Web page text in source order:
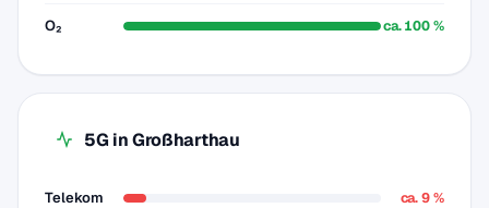
O₂ ca. 100 %
5G in Großharthau
Telekom ca. 9 %